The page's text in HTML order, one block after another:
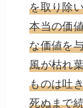
を取り除
本当の価
な価値を
風が枯れ
ものは吐
死ぬまで